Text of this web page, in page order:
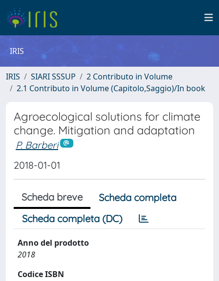
IRIS
IRIS SIARI SSSUP
2 Contributo in Volume
2.1 Contributo in Volume (Capitolo,Saggio)/In book
Agroecological solutions for climate
change. Mitigation and adaptation
P. Barberi
2018-01-01
Scheda breve
Scheda completa
Scheda completa (DC)
Anno del prodotto
2018
Codice ISBN